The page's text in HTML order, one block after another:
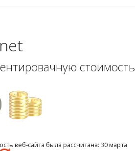
стоимость
веб-сайта была рассчитана: 30 марта